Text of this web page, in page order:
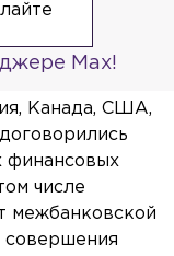
Max!
Канада, США,
финансовых
числе
межбанковской
совершения